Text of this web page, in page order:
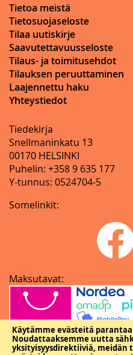
Käytämme evästeitä
Noudattaaksemme uutta
yksityisyysdirektiiviä, meidän
Tietoa meistä
Tietosuojaseloste
Tilaa uutiskirje
Saavutettavuusseloste
Tilaus- ja toimitusehdot
Tilauksen peruuttaminen
Laajennettu haku
Yhteystiedot
Tiedekirja
Snellmaninkatu 13
00170 HELSINKI
Puhelin: +358 9 635 177
Y-tunnus: 0524704-5
Somelinkit:
Maksutavat: